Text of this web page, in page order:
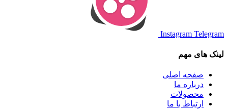
Instagram Telegram
لینک های مهم
صفحه اصلی
درباره ما
محصولات
ارتباط با ما